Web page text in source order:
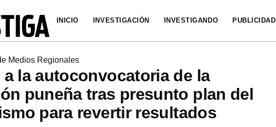
INICIO INVESTIGACIÓN INVESTIGANDO PUBLICIDAD
Medios Regionales
a la autoconvocatoria de la
puneña tras presunto plan del
para revertir resultados